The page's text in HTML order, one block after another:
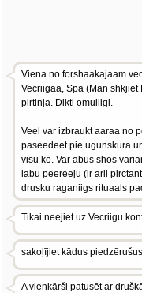
Viena no forshaakajaam
Vecriigaa, Spa (Man shkjiet
pirtinja. Dikti omuliigi.
Veel var izbraukt aaraa no
paseedeet pie ugunskura
visu ko. Var abus shos
labu peereeju (ir arii
drusku raganiigs rituaals
Tikai neejiet uz Vecriigu
sakoļījiet kādus
A vienkārši patusēt ar